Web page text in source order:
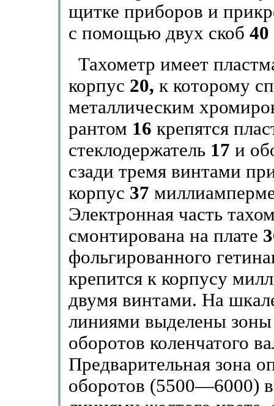
щитке приборов и
с помощью двух скоб 40
Тахометр имеет
корпус 20, к которому
металлическим
рантом 16 крепятся
стеклодержатель 17 и
сзади тремя винтами
корпус 37
Электронная часть
смонтирована на плате
фольгированного
крепится к корпусу
двумя винтами. На
линиями выделены
оборотов коленчатого
Предварительная зона
оборотов (5500—6000)